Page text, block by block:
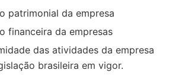
patrimonial da empresa
financeira da empresas
das atividades da empresa
brasileira em vigor.